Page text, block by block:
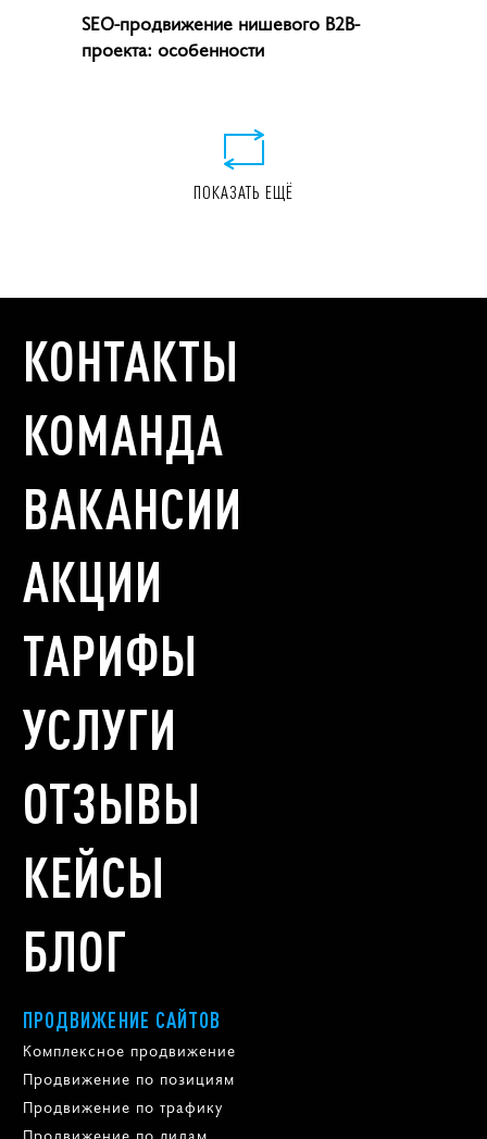
SEO-продвижение нишевого B2B-
проекта: особенности
ПОКАЗАТЬ ЕЩЁ
КОНТАКТЫ
КОМАНДА
ВАКАНСИИ
АКЦИИ
ТАРИФЫ
УСЛУГИ
ОТЗЫВЫ
КЕЙСЫ
БЛОГ
ПРОДВИЖЕНИЕ САЙТОВ
Комплексное продвижение
Продвижение по позициям
Продвижение по трафику
Продвижение по лидам